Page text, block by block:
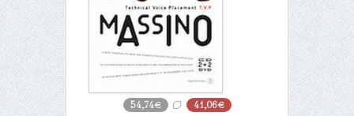
54,74€ 41,06€